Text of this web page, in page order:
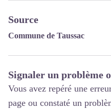
Source
Commune de Taussac
Signaler un problème
Vous avez repéré une
page ou constaté un